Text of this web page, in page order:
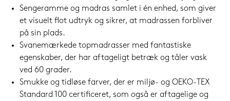
Sengeramme og madras samlet i én enhed, som giver
et visuelt flot udtryk og sikrer, at madrassen forbliver
på sin plads.
Svanemærkede topmadrasser med fantastiske
egenskaber, der har aftageligt betræk og tåler vask
ved 60 grader.
Smukke og tidløse farver, der er miljø- og OEKO-TEX
Standard 100 certificeret, som også er aftagelige og